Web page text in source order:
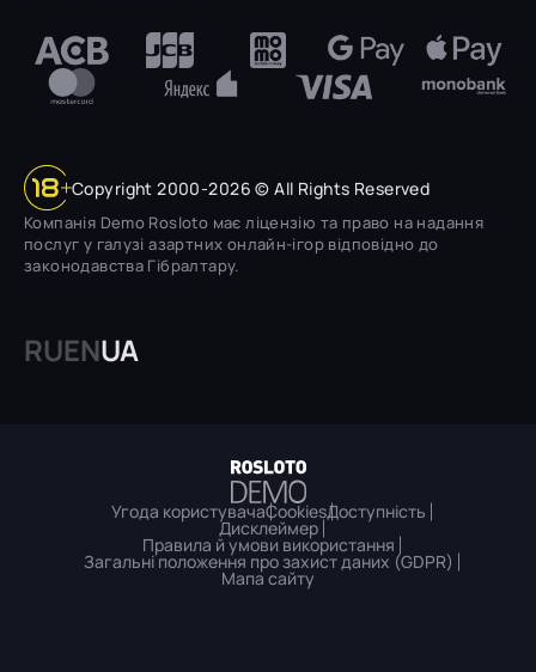
Copyright 2000-2026 © All Rights Reserved
Компанія Demo Rosloto має ліцензію та право на надання
послуг у галузі азартних онлайн-ігор відповідно до
законодавства Гібралтару.
RUENUA
Угода користувачаCookiesДоступність
Дисклеймер
Правила й умови використання
Загальні положення про захист даних (GDPR)
Мапа сайту